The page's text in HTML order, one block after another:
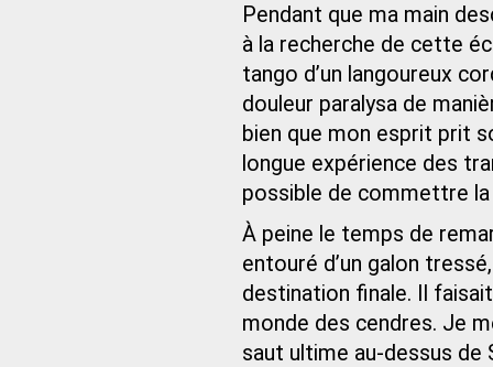
Pendant que ma main
à la recherche de cette
tango d’un langoureux
douleur paralysa de
bien que mon esprit prit
longue expérience des
possible de commettre la
À peine le temps de
entouré d’un galon
destination finale. Il
monde des cendres. Je
saut ultime au-dessus